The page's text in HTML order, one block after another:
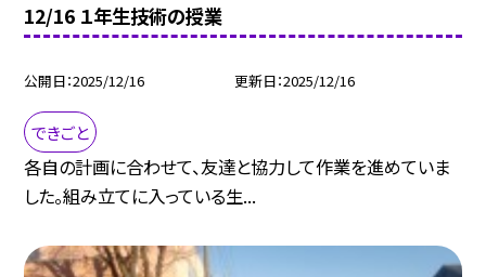
12/16 １年生技術の授業
公開日 2025/12/16 更新日 2025/12/16
できごと
各自の計画に合わせて、友達と協力して作業を進めていま
した。組み立てに入っている生...